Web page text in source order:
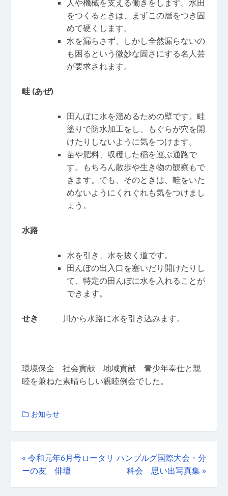
人や機械を支える働きをします。水田
をつくるときは、まずこの層をつき固
めて硬くします。
水を漏らさず、しかし全然漏らないの
も困るという微妙な固さにする名人芸
が要求されます。
畦(あぜ)
田んぼに水を溜めるための壁です。畦
塗りで防水加工をし、もぐらが穴を開
けたりしないように気をつけます。
苗や肥料、収穫した稲を運ぶ通路で
す。もちろん散歩や生き物の観察もで
きます。でも、そのときは、畦をいた
めないようにくれぐれも気をつけまし
ょう。
水路
水を引き、水を抜く道です。
田んぼの出入口を塞いだり開けたりし
て、特定の田んぼに水を入れることが
できます。
せき 川から水路に水を引き込みます。
環境保全 社会貢献 地域貢献 青少年奉仕と親
睦を兼ねた素晴らしい親睦例会でした。
お知らせ
« 令和元年6月号ロータリ
ーの友 俳壇
ハンブルグ国際大会・分
科会 思い出写真集 »